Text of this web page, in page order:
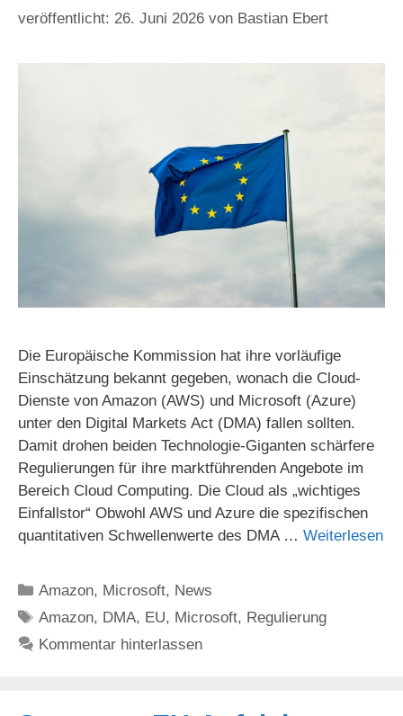
26. Juni 2026 von Bastian Ebert
Die Europäische Kommission hat ihre vorläufige
Einschätzung bekannt gegeben, wonach die Cloud-
Dienste von Amazon (AWS) und Microsoft (Azure)
unter den Digital Markets Act (DMA) fallen sollten.
Damit drohen beiden Technologie-Giganten schärfere
Regulierungen für ihre marktführenden Angebote im
Bereich Cloud Computing. Die Cloud als „wichtiges
Einfallstor“ Obwohl AWS und Azure die spezifischen
quantitativen Schwellenwerte des DMA … Weiterlesen
Kategorien
Amazon, Microsoft, News
Schlagwörter
Amazon, DMA, EU, Microsoft, Regulierung
Kommentar hinterlassen